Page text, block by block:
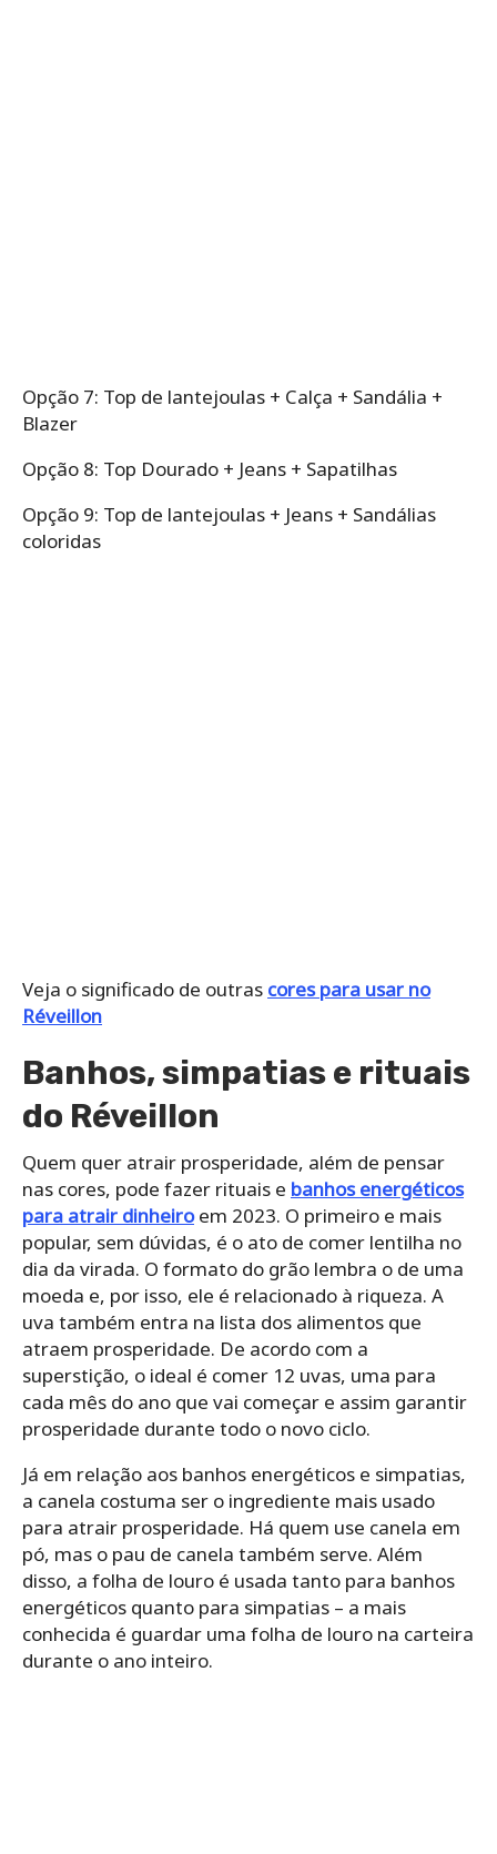
Opção 7: Top de lantejoulas + Calça + Sandália +
Blazer
Opção 8: Top Dourado + Jeans + Sapatilhas
Opção 9: Top de lantejoulas + Jeans + Sandálias
coloridas
Veja o significado de outras cores para usar no
Réveillon
Banhos, simpatias e rituais
do Réveillon
Quem quer atrair prosperidade, além de pensar
nas cores, pode fazer rituais e banhos energéticos
para atrair dinheiroem 2023. O primeiro e mais
popular, sem dúvidas, é o ato de comer lentilha no
dia da virada. O formato do grão lembra o de uma
moeda e, por isso, ele é relacionado à riqueza. A
uva também entra na lista dos alimentos que
atraem prosperidade. De acordo com a
superstição, o ideal é comer 12 uvas, uma para
cada mês do ano que vai começar e assim garantir
prosperidade durante todo o novo ciclo.
Já em relação aos banhos energéticos e simpatias,
a canela costuma ser o ingrediente mais usado
para atrair prosperidade. Há quem use canela em
pó, mas o pau de canela também serve. Além
disso, a folha de louro é usada tanto para banhos
energéticos quanto para simpatias – a mais
conhecida é guardar uma folha de louro na carteira
durante o ano inteiro.